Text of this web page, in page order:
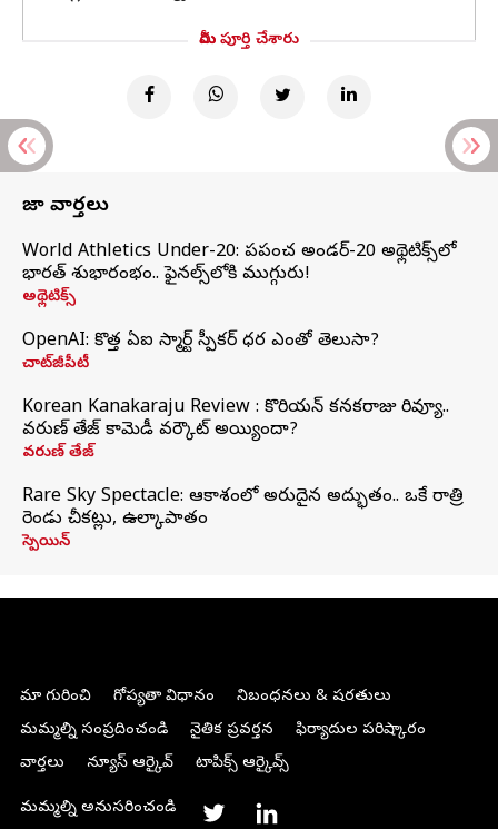
మీరు పూర్తి చేశారు
తాజా వార్తలు
World Athletics Under-20: ప్రపంచ అండర్-20 అథ్లెటిక్స్‌లో
భారత్‌ శుభారంభం.. ఫైనల్స్‌లోకి ముగ్గురు!
అథ్లెటిక్స్
OpenAI: కొత్త ఏఐ స్మార్ట్ స్పీకర్ ధర ఎంతో తెలుసా?
చాట్‌జీపీటీ
Korean Kanakaraju Review : కొరియన్ కనకరాజు రివ్యూ..
వరుణ్ తేజ్ కామెడీ వర్కౌట్ అయ్యిందా?
వరుణ్ తేజ్
Rare Sky Spectacle: ఆకాశంలో అరుదైన అద్భుతం.. ఒకే రాత్రి
రెండు చీకట్లు, ఉల్కాపాతం
స్పెయిన్
మా గురించి గోప్యతా విధానం
నిబంధనలు & షరతులు
మమ్మల్ని సంప్రదించండి
నైతిక ప్రవర్తన
ఫిర్యాదుల పరిష్కారం
వార్తలు
న్యూస్ ఆర్కైవ్ టాపిక్స్ ఆర్కైవ్స్
మమ్మల్ని అనుసరించండి